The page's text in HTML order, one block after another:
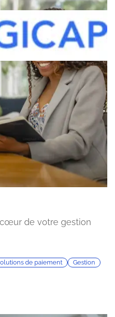
de votre gestion
de paiement
Gestion